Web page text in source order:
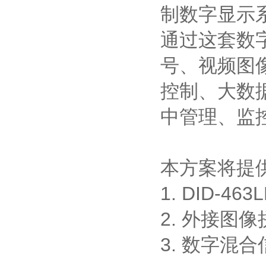
制数字显示
通过这套数
号、视频图
控制、大数
中管理、监
本方案将提
1. DID-
2. 外接图像
3. 数字混合